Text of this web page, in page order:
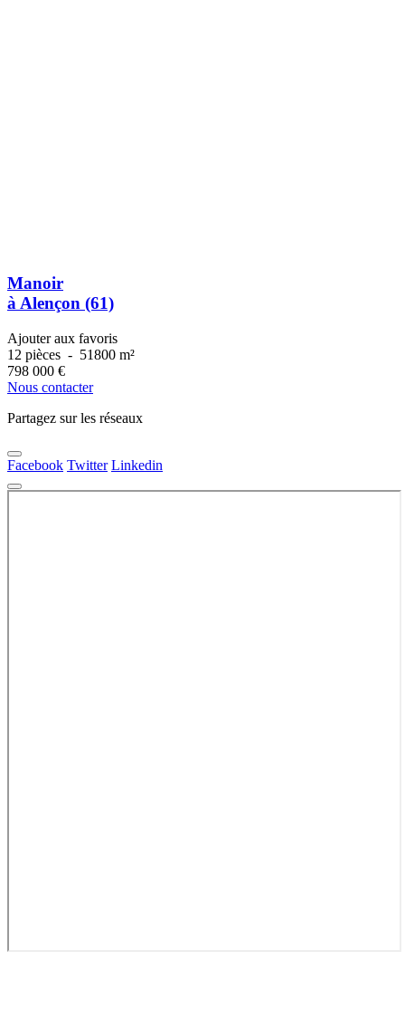
Manoir
à Alençon (61)
Ajouter aux favoris
12 pièces - 51800 m²
798 000 €
Nous contacter
Partagez sur les réseaux
Facebook Twitter Linkedin